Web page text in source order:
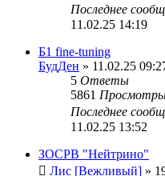
Последнее
11.02.25 14:19
Б1 fine-tuning
БудДен » 11.02.25
5 Ответы
5861
Последнее
11.02.25 13:52
ЗОСРВ "Нейтрино"
Лис [Вежливый] »